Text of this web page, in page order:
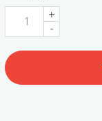
-
+